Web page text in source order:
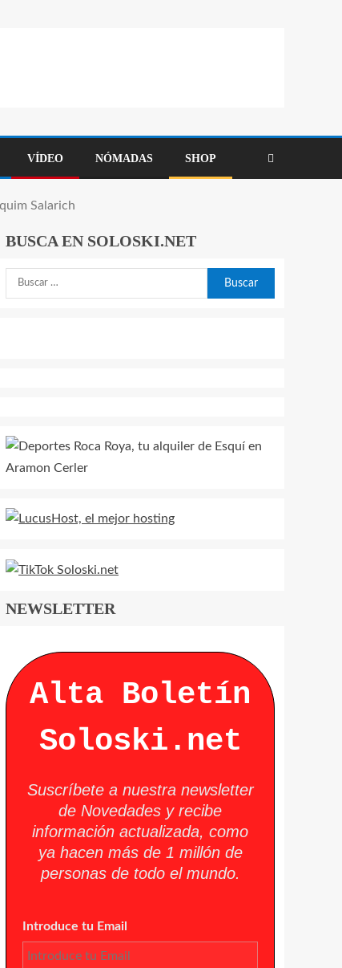
VÍDEO NÓMADAS SHOP
Salarich
BUSCA EN SOLOSKI.NET
NEWSLETTER
Alta Boletín
Soloski.net
Suscríbete a nuestra newsletter
de Novedades y recibe
información actualizada, como
ya hacen más de 1 millón de
personas de todo el mundo.
Introduce tu Email